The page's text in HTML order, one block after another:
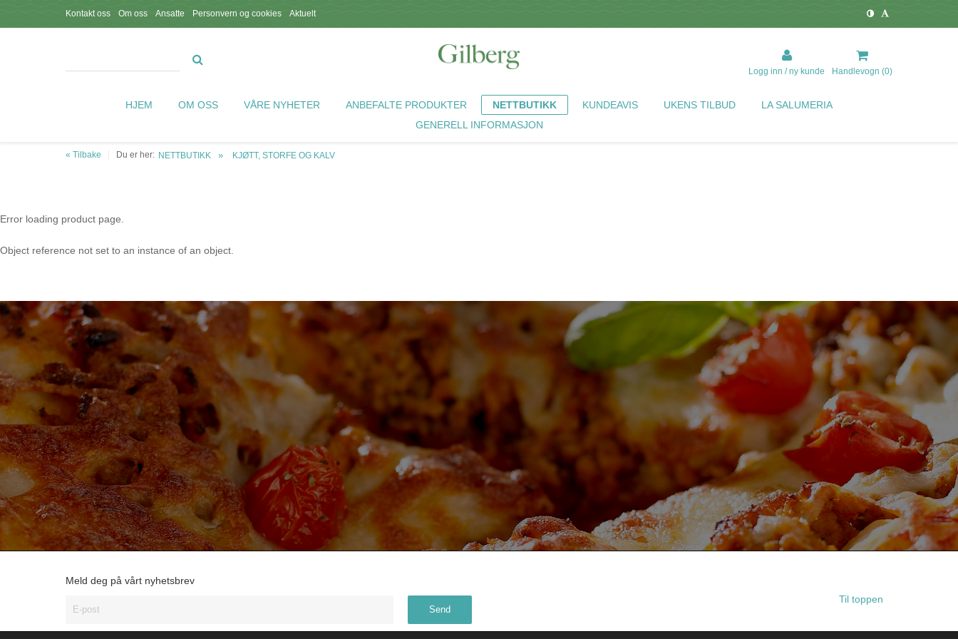
Kontakt oss Om oss Ansatte Personvern og cookies Aktuelt
Logg inn / ny kunde Handlevogn (0)
HJEM OM OSS VÅRE NYHETER ANBEFALTE PRODUKTER NETTBUTIKK KUNDEAVIS UKENS TILBUD
LA SALUMERIA
GENERELL INFORMASJON
« Tilbake Du er her: NETTBUTIKK KJØTT, STORFE OG KALV
Error loading product page.
Object reference not set to an instance of an object.
Meld deg på vårt nyhetsbrev
Til toppen